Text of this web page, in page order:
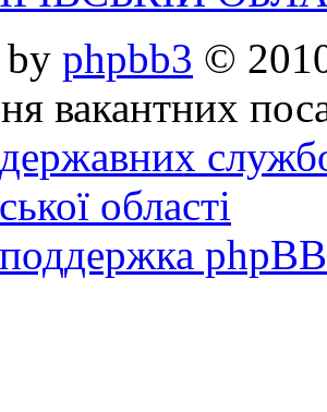
by phpbb3 ©
вакантних
державних
області
phpBB